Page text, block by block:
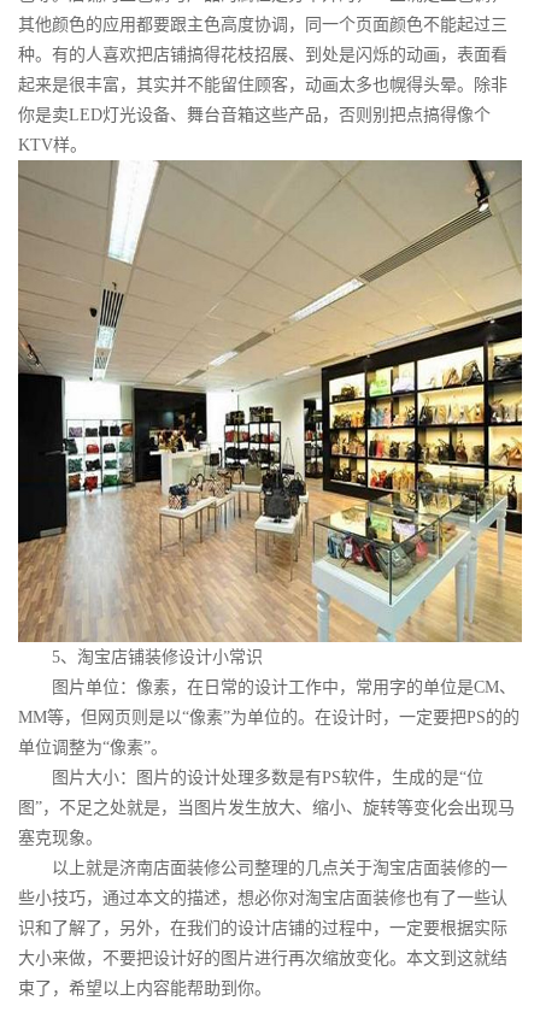
其他颜色的应用都要跟主色高度协调，同一个页面颜色不能起过三
种。有的人喜欢把店铺搞得花枝招展、到处是闪烁的动画，表面看
起来是很丰富，其实并不能留住顾客，动画太多也幌得头晕。除非
你是卖LED灯光设备、舞台音箱这些产品，否则别把点搞得像个
KTV样。
5、淘宝店铺装修设计小常识
图片单位：像素，在日常的设计工作中，常用字的单位是CM、
MM等，但网页则是以“像素”为单位的。在设计时，一定要把PS的的
单位调整为“像素”。
图片大小：图片的设计处理多数是有PS软件，生成的是“位
图”，不足之处就是，当图片发生放大、缩小、旋转等变化会出现马
塞克现象。
以上就是济南店面装修公司整理的几点关于淘宝店面装修的一
些小技巧，通过本文的描述，想必你对淘宝店面装修也有了一些认
识和了解了，另外，在我们的设计店铺的过程中，一定要根据实际
大小来做，不要把设计好的图片进行再次缩放变化。本文到这就结
束了，希望以上内容能帮助到你。